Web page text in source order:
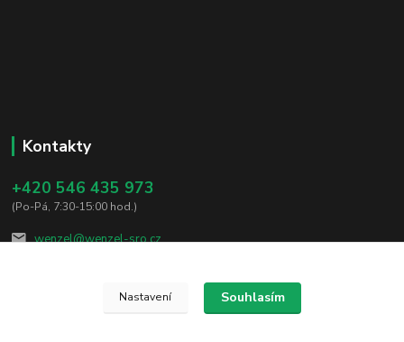
Kontakty
+420 546 435 973
(Po-Pá, 7:30-15:00 hod.)
wenzel@wenzel-sro.cz
Nastavení Souhlasím